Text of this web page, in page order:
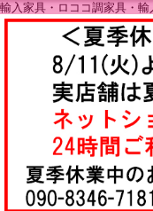
輸入家具・ロココ調家具・